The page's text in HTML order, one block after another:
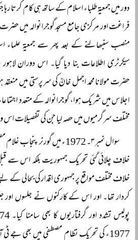
فراغت اور مرکزی جامع مسجد گوجرانوالہ میں حضرت
منصب سنبھالنے کے بعد پھر سے جمعیۃ علماء
سیکرٹری اطلاعات بنا دیا گیا۔ اس دوران لاہور
حضرت مولانا محمد اجمل خانؒ کی سرپرستی میں
اجلاس میں شریک ہوا، گوجرانوالہ کے متعدد
مختلف سرگرمیوں میں حصہ لیا جن کی تفصیلات
سوال نمبر ۳۔ 1972ء میں
خلاف چلائی گئی تحریک جمہوریت بلکہ اس سے
خلاف مختلف مواقع پر جمہوری اقدار کی بحالی کے
کردار تھا۔ اور اس کے کارکنوں نے جلسوں
1977ء کی تحریک نظام مصطفی میں بھی جے ٹی